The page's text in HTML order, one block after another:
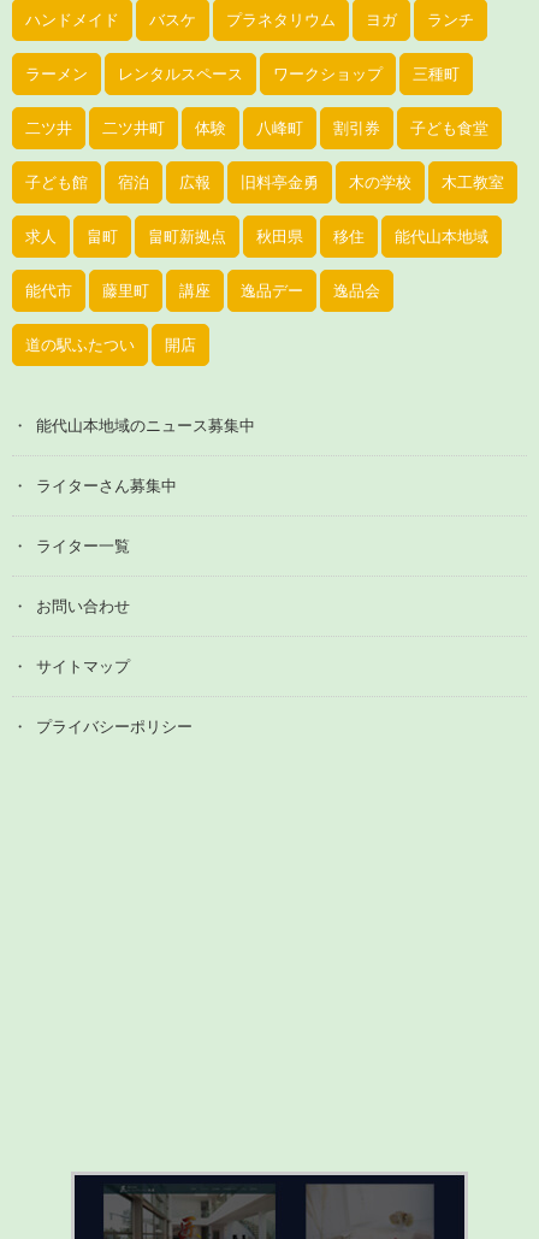
ハンドメイド バスケ プラネタリウム ヨガ ランチ
ラーメン レンタルスペース ワークショップ 三種町
二ツ井 二ツ井町 体験 八峰町 割引券 子ども食堂
子ども館 宿泊 広報 旧料亭金勇 木の学校 木工教室
求人 畠町 畠町新拠点 秋田県 移住 能代山本地域
能代市 藤里町 講座 逸品デー 逸品会
道の駅ふたつい 開店
能代山本地域のニュース募集中
ライターさん募集中
ライター一覧
お問い合わせ
サイトマップ
プライバシーポリシー